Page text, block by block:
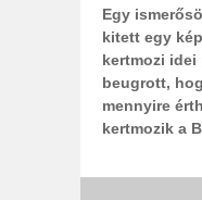
Egy
kitett egy
kertmozi idei
beugrott,
mennyire
kertmozik a